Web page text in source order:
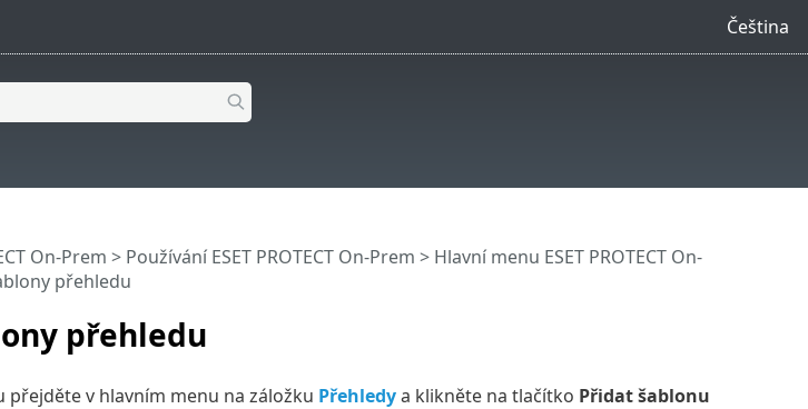
Čeština
přehledu
On-Prem > Používání ESET PROTECT On-Prem > Hlavní menu ESET PROTECT On-
přehledu
v hlavním menu na záložku Přehledya klikněte na tlačítko Přidat šablonu